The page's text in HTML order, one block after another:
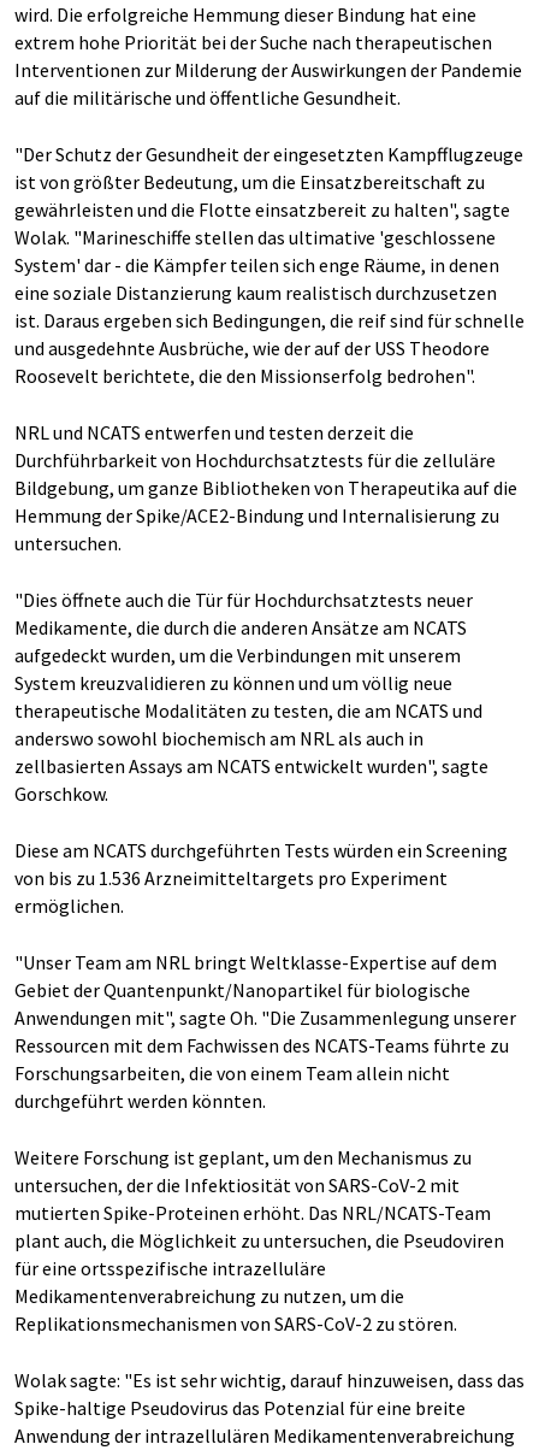
wird. Die erfolgreiche Hemmung dieser Bindung hat eine
extrem hohe Priorität bei der Suche nach therapeutischen
Interventionen zur Milderung der Auswirkungen der Pandemie
auf die militärische und öffentliche Gesundheit.
"Der Schutz der Gesundheit der eingesetzten Kampfflugzeuge
ist von größter Bedeutung, um die Einsatzbereitschaft zu
gewährleisten und die Flotte einsatzbereit zu halten", sagte
Wolak. "Marineschiffe stellen das ultimative 'geschlossene
System' dar - die Kämpfer teilen sich enge Räume, in denen
eine soziale Distanzierung kaum realistisch durchzusetzen
ist. Daraus ergeben sich Bedingungen, die reif sind für schnelle
und ausgedehnte Ausbrüche, wie der auf der USS Theodore
Roosevelt berichtete, die den Missionserfolg bedrohen".
NRL und NCATS entwerfen und testen derzeit die
Durchführbarkeit von Hochdurchsatztests für die zelluläre
Bildgebung, um ganze Bibliotheken von Therapeutika auf die
Hemmung der Spike/ACE2-Bindung und Internalisierung zu
untersuchen.
"Dies öffnete auch die Tür für Hochdurchsatztests neuer
Medikamente, die durch die anderen Ansätze am NCATS
aufgedeckt wurden, um die Verbindungen mit unserem
System kreuzvalidieren zu können und um völlig neue
therapeutische Modalitäten zu testen, die am NCATS und
anderswo sowohl biochemisch am NRL als auch in
zellbasierten Assays am NCATS entwickelt wurden", sagte
Gorschkow.
Diese am NCATS durchgeführten Tests würden ein Screening
von bis zu 1.536 Arzneimitteltargets pro Experiment
ermöglichen.
"Unser Team am NRL bringt Weltklasse-Expertise auf dem
Gebiet der Quantenpunkt/Nanopartikel für biologische
Anwendungen mit", sagte Oh. "Die Zusammenlegung unserer
Ressourcen mit dem Fachwissen des NCATS-Teams führte zu
Forschungsarbeiten, die von einem Team allein nicht
durchgeführt werden könnten.
Weitere Forschung ist geplant, um den Mechanismus zu
untersuchen, der die Infektiosität von SARS-CoV-2 mit
mutierten Spike-Proteinen erhöht. Das NRL/NCATS-Team
plant auch, die Möglichkeit zu untersuchen, die Pseudoviren
für eine ortsspezifische intrazelluläre
Medikamentenverabreichung zu nutzen, um die
Replikationsmechanismen von SARS-CoV-2 zu stören.
Wolak sagte: "Es ist sehr wichtig, darauf hinzuweisen, dass das
Spike-haltige Pseudovirus das Potenzial für eine breite
Anwendung der intrazellulären Medikamentenverabreichung